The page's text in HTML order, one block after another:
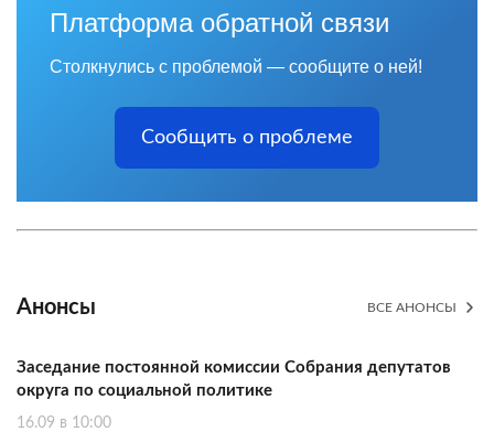
Платформа обратной связи
Столкнулись с проблемой — сообщите о ней!
Сообщить о проблеме
Анонсы ВСЕ АНОНСЫ
Заседание постоянной комиссии Собрания депутатов
округа по социальной политике
16.09 в 10:00